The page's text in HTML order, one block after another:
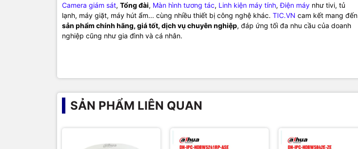
Camera giám sát, Tổng đài, Màn hình tương tác, Linh kiện máy tính,Điện máy như tivi, tủ
lạnh, máy giặt, máy hút ẩm... cùng nhiều thiết bị công nghệ khác. TIC.VN cam kết mang đến
sản phẩm chính hãng, giá tốt, dịch vụ chuyên nghiệp, đáp ứng tối đa nhu cầu của doanh
nghiệp cũng như gia đình và cá nhân.
SẢN PHẨM LIÊN QUAN